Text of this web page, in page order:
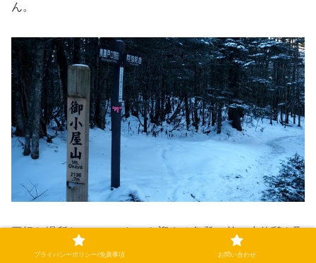
ん。
平坦な場所なので、これから迎える急登の前に小休憩を取
るには最適なポイントです。
プライバシーポリシー/免責事項 お問い合わせ